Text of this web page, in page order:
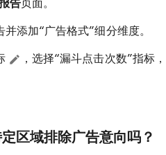
告页面。
添加“广告格式”细分维度。
，选择“漏斗点击次数”指标
区域排除广告意向吗？